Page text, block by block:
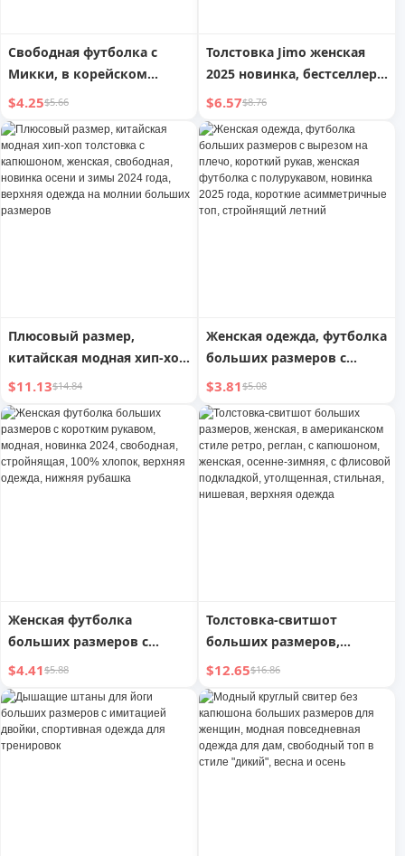
Свободная футболка с
Микки, в корейском
стиле, Ins, женская одежда
больших размеров, с
коротким рукавом
$4.25$5.66
Толстовка Jimo женская
2025 новинка, бестселлер,
с капюшоном, женская
одежда больших
размеров, флисовая,
утолщенная, свободная
куртка, модная
$6.57$8.76
Плюсовый размер,
китайская модная хип-хоп
толстовка с капюшоном,
женская, свободная,
новинка осени и зимы
2024 года, верхняя одежда
на молнии больших
размеров
$11.13$14.84
Женская одежда, футболка
больших размеров с
вырезом на плечо,
короткий рукав, женская
футболка с полурукавом,
новинка 2025 года,
короткие асимметричные
топ, стройнящий летний
$3.81$5.08
Женская футболка
больших размеров с
коротким рукавом,
модная, новинка 2024,
свободная, стройнящая,
100% хлопок, верхняя
одежда, нижняя рубашка
$4.41$5.88
Толстовка-свитшот
больших размеров,
женская, в американском
стиле ретро, реглан, с
капюшоном, женская,
осенне-зимняя, с
флисовой подкладкой,
утолщенная, стильная,
$12.65$16.86